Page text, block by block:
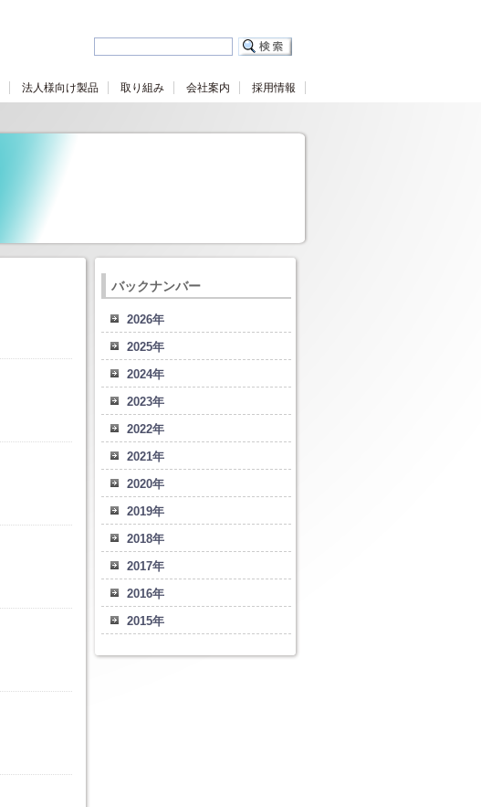
法人様向け製品 取り組み 会社案内 採用情報
バックナンバー
2026年
2025年
2024年
2023年
2022年
2021年
2020年
2019年
2018年
2017年
2016年
2015年